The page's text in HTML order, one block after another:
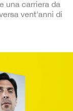
una carriera da
vent'anni di